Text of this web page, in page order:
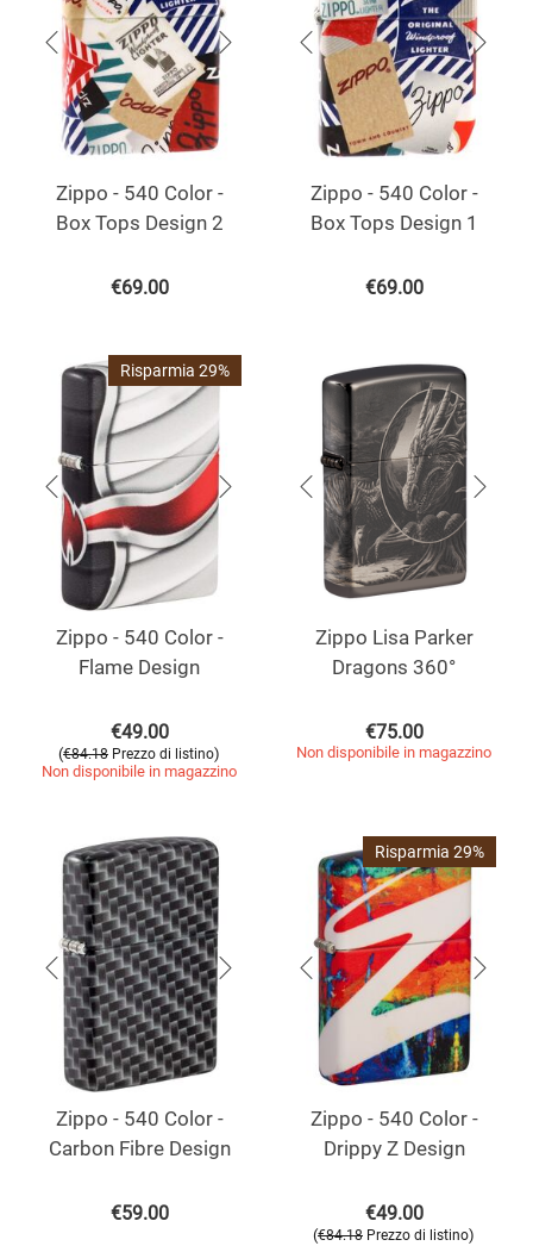
Zippo - 540 Color -
Box Tops Design 2
€69.00
Zippo - 540 Color -
Box Tops Design 1
€69.00
Risparmia 29%
Zippo - 540 Color -
Flame Design
€49.00
(€84.18 Prezzo di listino)
Non disponibile in magazzino
Zippo Lisa Parker
Dragons 360°
€75.00
Non disponibile in magazzino
Zippo - 540 Color -
Carbon Fibre Design
€59.00
Risparmia 29%
Zippo - 540 Color -
Drippy Z Design
€49.00
(€84.18 Prezzo di listino)